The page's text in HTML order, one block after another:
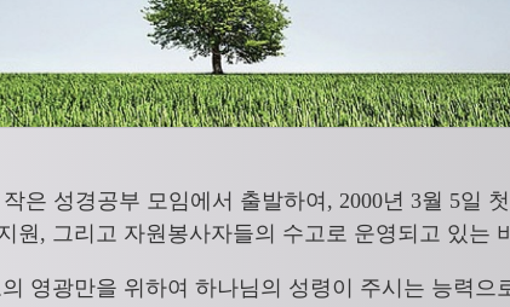
은 성경공부 모임에서 출발하여, 2000년 3월 5일
원, 그리고 자원봉사자들의 수고로 운영되고 있는
영광만을 위하여 하나님의 성령이 주시는 능력으